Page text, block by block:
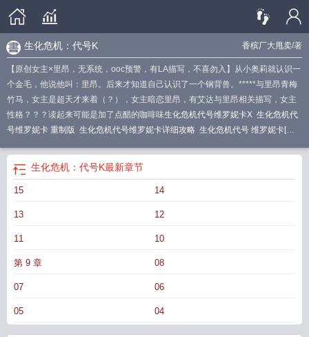
香槟厂大甩卖/著
生化危机：代号K
【原创女主×里昂，无系统，ooc预警，有LA描写，不喜勿入】从小奥莉就认识一
个金毛，他说他叫：里昂。后来才知道自己认识了一个钢背兽。*****与里昂青梅
竹马，女主是超天才来着（？），女主暗恋里昂，有艾达与里昂相关描写，女主
性格？？？读起来可能是加了点醋的咖啡味生化危机代号维罗妮卡X 生化危机代
号维罗妮卡 重制版 生化危机代号维罗妮卡详细攻略 生化危机代号 维罗妮卡[完
生化危机代号维罗尼卡 生化危机代号维罗妮卡的全流程攻略
维罗妮卡图文攻略
卡HD
生化危机代号维罗妮卡攻略
生化危机：代号K最新章节
15 14
13 12
11 10
第 9 章 08
07 06
05 04